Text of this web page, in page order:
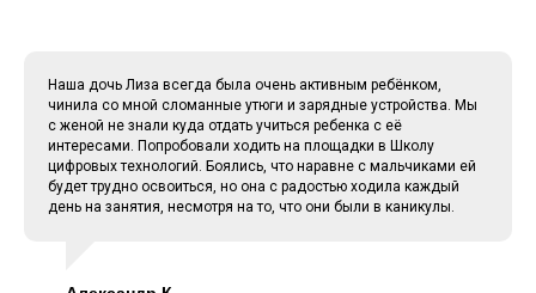
Наша дочь Лиза всегда была очень активным ребёнком,
чинила со мной сломанные утюги и зарядные устройства. Мы
с женой не знали куда отдать учиться ребенка с её
интересами. Попробовали ходить на площадки в Школу
цифровых технологий. Боялись, что наравне с мальчиками ей
будет трудно освоиться, но она с радостью ходила каждый
день на занятия, несмотря на то, что они были в каникулы.